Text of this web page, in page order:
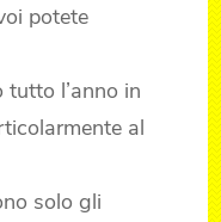
potete
l’anno in
al
solo gli